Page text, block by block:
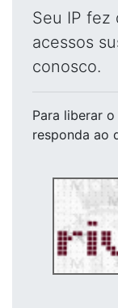
Seu IP fez
acessos
conosco.
Para liberar o
responda ao